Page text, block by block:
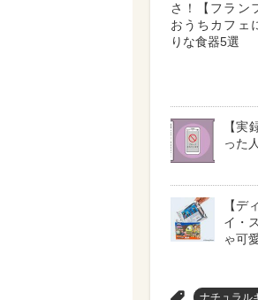
さ！【フラン
おうちカフェ
りな食器5選
【実
った
【デ
イ・
ゃ可